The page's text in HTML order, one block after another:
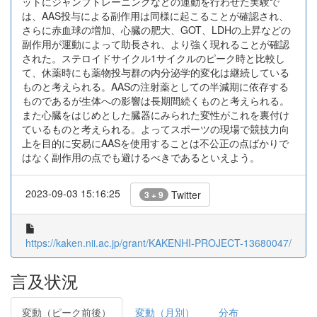
は、AAS投与による副作用は同様に起こることが確認され、
さらに赤血球の増加、心臓の肥大、GOT、LDHの上昇などの
副作用が運動によって助長され、より強く現れることが確認
された。ステロイドサイクル1サイクルのピーク時と比較し
て、休薬時にも薬物投与群の内分泌学的変化は継続している
ものと考えられる。AASの注射薬としての半減期に依存する
ものであるが生体への影響は長期間続くものと考えられる。
また心臓をはじめとした臓器にみられた変性がこれを裏付け
ているものと考えられる。よってスポーツの現場で競技力向
上を目的に安易にAASを使用することは不公正の点ばかりで
はなく副作用の点でも避けるべきであるといえよう。
2023-09-03 15:16:25 3 + 9 Twitter
https://kaken.nii.ac.jp/grant/KAKENHI-PROJECT-13680047/
言及状況
変動（ピーク前後） 変動（月別） 分布